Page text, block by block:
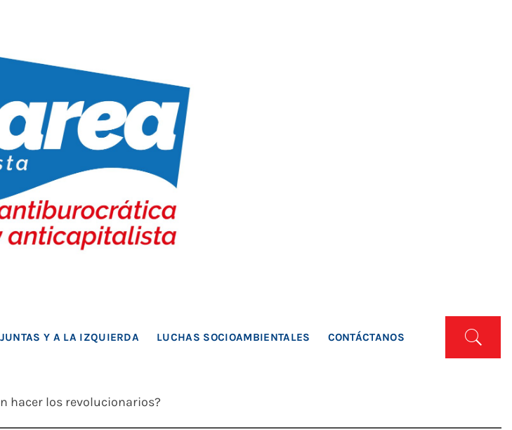
JUNTAS Y A LA IZQUIERDA LUCHAS SOCIOAMBIENTALES CONTÁCTANOS
hacer los revolucionarios?